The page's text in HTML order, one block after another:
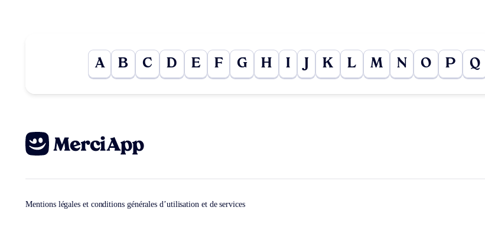
A B C D E F G H I J K L M N O P Q
Mentions légales et conditions générales d’utilisation et de services